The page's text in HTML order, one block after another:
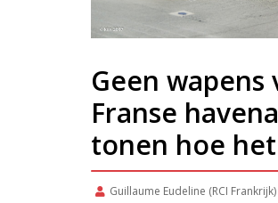
Geen wapens
Franse
tonen hoe
Guillaume Eudeline (RCI Frankrijk)